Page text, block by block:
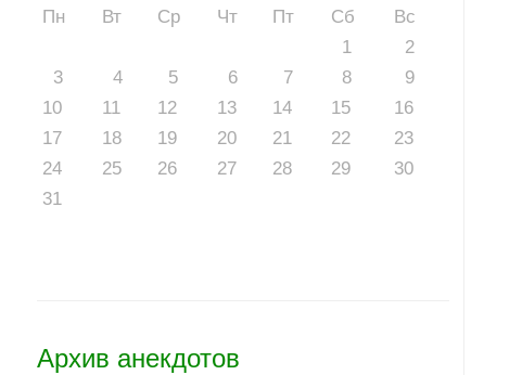
Пн Вт Ср Чт Пт Сб
Вс
1
2
3
4 5 6 7 8
9
10
11 12 13 14 15
16
17
18 19 20 21 22
23
24
25 26 27 28 29
30
31
Архив анекдотов